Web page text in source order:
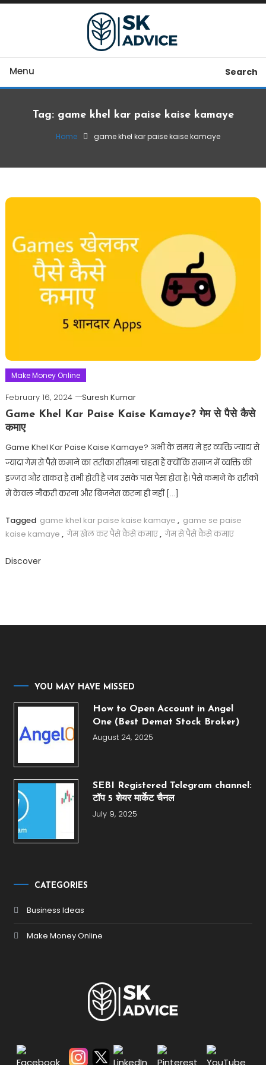
Skip
Sahi Business Advice, Sahi Paise
Menu Search
Tag: game khel kar paise kaise kamaye
Home game khel kar paise kaise kamaye
Make Money Online
February 16, 2024
Suresh Kumar
Game Khel Kar Paise Kaise Kamaye? गेम से पैसे कैसे
कमाए
Game Khel Kar Paise Kaise Kamaye? अभी के समय में हर व्यक्ति ज्यादा से
ज्यादा गेम से पैसे कमाने का तरीका सीखना चाहता हैं क्योंकि समाज में व्यक्ति की
इज्जत और ताकत है तभी होती है जब उसके पास पैसा होता है। पैसे कमाने के तरीकों
में केवल नौकरी करना और बिजनेस करना ही नहीं […]
Tagged game khel kar paise kaise kamaye , game se paise
kaise kamaye , गेम खेल कर पैसे कैसे कमाए, गेम से पैसे कैसे कमाए
Discover
YOU MAY HAVE MISSED
How to Open Account in Angel
One (Best Demat Stock Broker)
August 24, 2025
SEBI Registered Telegram channel:
टॉप 5 शेयर मार्केट चैनल
July 9, 2025
CATEGORIES
Business Ideas
Make Money Online